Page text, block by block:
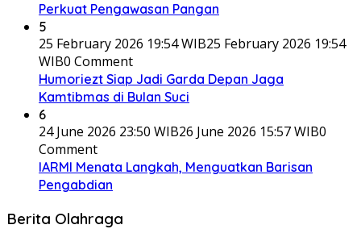
Perkuat Pengawasan Pangan
5
25 February 2026 19:54 WIB25 February 2026 19:54
WIB0 Comment
Humoriezt Siap Jadi Garda Depan Jaga
Kamtibmas di Bulan Suci
6
24 June 2026 23:50 WIB26 June 2026 15:57 WIB0
Comment
IARMI Menata Langkah, Menguatkan Barisan
Pengabdian
Berita Olahraga